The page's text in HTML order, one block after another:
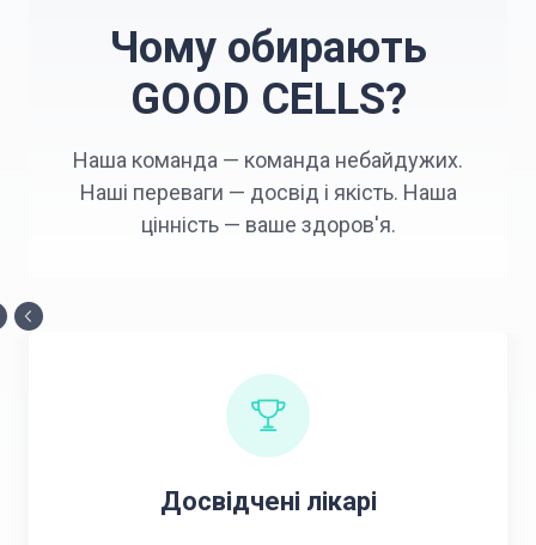
Чому обирають
GOOD CELLS?
Наша команда — команда небайдужих.
Наші переваги — досвід і якість. Наша
цінність — ваше здоров'я.
Досвідчені лікарі